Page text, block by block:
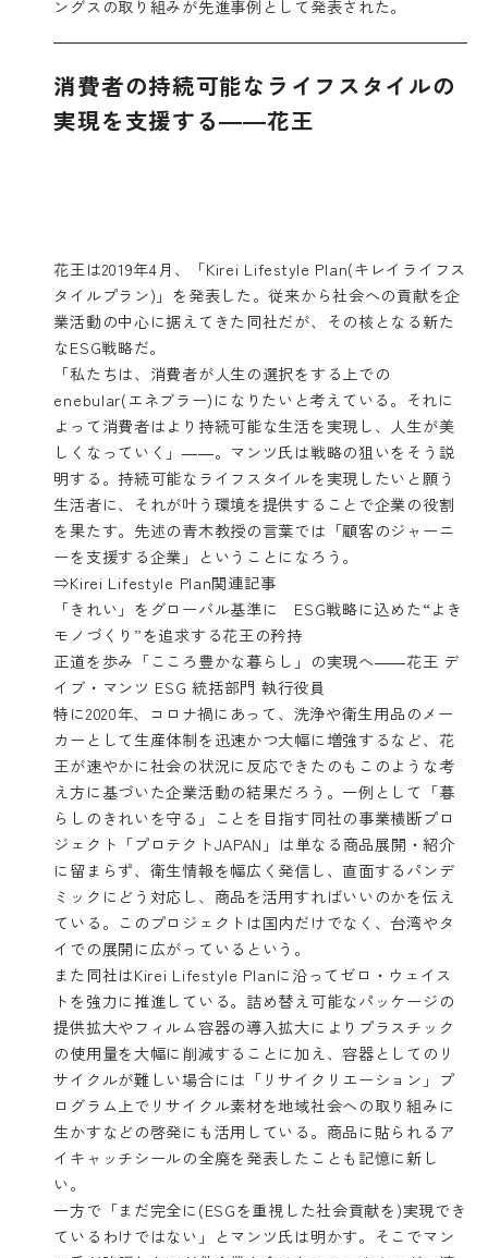
ングスの取り組みが先進事例として発表された。
消費者の持続可能なライフスタイルの
実現を支援する――花王
花王は2019年4月、「Kirei Lifestyle Plan(キレイライフス
タイルプラン)」を発表した。従来から社会への貢献を企
業活動の中心に据えてきた同社だが、その核となる新た
なESG戦略だ。
「私たちは、消費者が人生の選択をする上での
enebular(エネブラー)になりたいと考えている。それに
よって消費者はより持続可能な生活を実現し、人生が美
しくなっていく」――。マンツ氏は戦略の狙いをそう説
明する。持続可能なライフスタイルを実現したいと願う
生活者に、それが叶う環境を提供することで企業の役割
を果たす。先述の青木教授の言葉では「顧客のジャーニ
ーを支援する企業」ということになろう。
⇒Kirei Lifestyle Plan関連記事
「きれい」をグローバル基準に ESG戦略に込めた“よき
モノづくり”を追求する花王の矜持
正道を歩み「こころ豊かな暮らし」の実現へ――花王 デ
イブ・マンツ ESG 統括部門 執行役員
特に2020年、コロナ禍にあって、洗浄や衛生用品のメー
カーとして生産体制を迅速かつ大幅に増強するなど、花
王が速やかに社会の状況に反応できたのもこのような考
え方に基づいた企業活動の結果だろう。一例として「暮
らしのきれいを守る」ことを目指す同社の事業横断プロ
ジェクト「プロテクトJAPAN」は単なる商品展開・紹介
に留まらず、衛生情報を幅広く発信し、直面するパンデ
ミックにどう対応し、商品を活用すればいいのかを伝え
ている。このプロジェクトは国内だけでなく、台湾やタ
イでの展開に広がっているという。
また同社はKirei Lifestyle Planに沿ってゼロ・ウェイス
トを強力に推進している。詰め替え可能なパッケージの
提供拡大やフィルム容器の導入拡大によりプラスチック
の使用量を大幅に削減することに加え、容器としてのリ
サイクルが難しい場合には「リサイクリエーション」プ
ログラム上でリサイクル素材を地域社会への取り組みに
生かすなどの啓発にも活用している。商品に貼られるア
イキャッチシールの全廃を発表したことも記憶に新し
い。
一方で「まだ完全に(ESGを重視した社会貢献を)実現でき
ているわけではない」とマンツ氏は明かす。そこでマン